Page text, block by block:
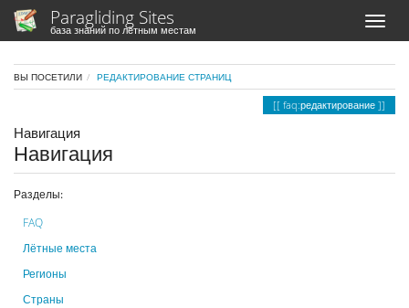
Paragliding Sites
база знаний по лётным местам
ВЫ ПОСЕТИЛИ РЕДАКТИРОВАНИЕ СТРАНИЦ
faq:редактирование
Навигация
Навигация
Разделы:
FAQ
Лётные места
Регионы
Страны